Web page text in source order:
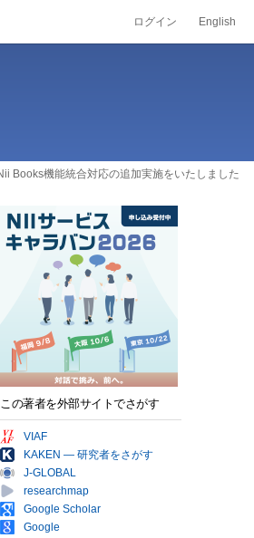
ログイン English
Books機能統合対応の追加実施をいたしました
この著者を外部サイトでさがす
VIAF
KAKEN — 研究者をさがす
J-GLOBAL
researchmap
Google Scholar
Google